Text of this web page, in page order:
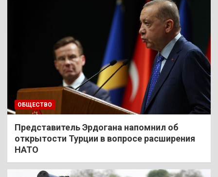
ОБЩЕСТВО
Представитель Эрдогана напомнил об
открытости Турции в вопросе расширения
НАТО